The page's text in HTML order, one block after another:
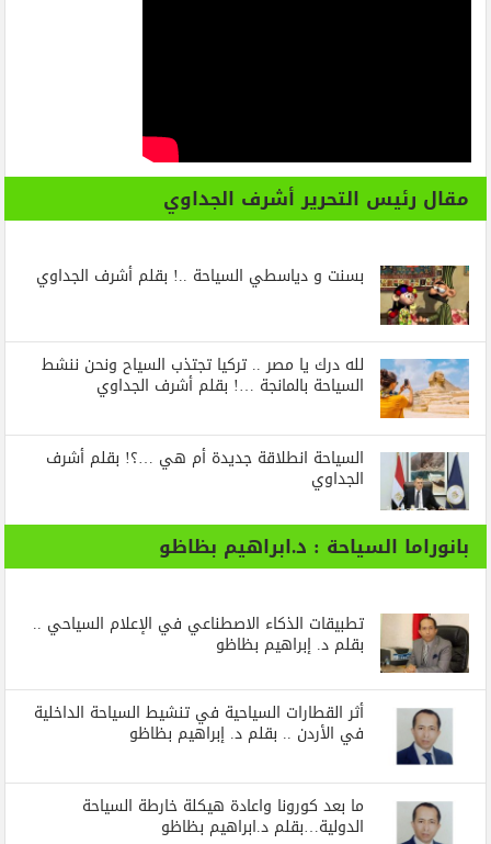
مقال رئيس التحرير أشرف الجداوي
بسنت و دياسطي السياحة ..! بقلم أشرف الجداوي
لله درك يا مصر .. تركيا تجتذب السياح ونحن ننشط
السياحة بالمانجة …! بقلم أشرف الجداوي
السياحة انطلاقة جديدة أم هي …؟! بقلم أشرف
الجداوي
بانوراما السياحة : د.ابراهيم بظاظو
تطبيقات الذكاء الاصطناعي في الإعلام السياحي ..
بقلم د. إبراهيم بظاظو
أثر القطارات السياحية في تنشيط السياحة الداخلية
في الأردن .. بقلم د. إبراهيم بظاظو
ما بعد كورونا واعادة هيكلة خارطة السياحة
الدولية…بقلم د.ابراهيم بظاظو